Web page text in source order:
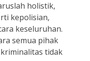
holistik,
kepolisian,
keseluruhan.
semua pihak
tidak